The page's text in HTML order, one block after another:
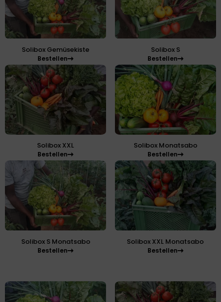
Solibox Gemüsekiste
Bestellen
Solibox S
Bestellen
Solibox XXL
Bestellen
Solibox Monatsabo
Bestellen
Solibox S Monatsabo
Bestellen
Solibox XXL Monatsabo
Bestellen